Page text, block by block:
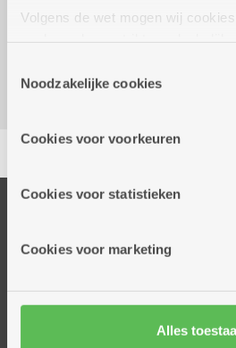
Volgens de wet mogen wij
cookies hebben we jouw
cookies worden geplaatst door
informatie over jouw
partners kunnen deze gegevens
Noodzakelijke cookies
Cookies voor voorkeuren
Cookies voor statistieken
Cookies voor marketing
Alles
2100 Deurne
Delen
Thuisdiensten
Assistentiewoningen